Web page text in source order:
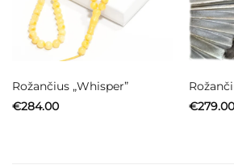
Rožančius „Whisper”
€284.00
€279.00